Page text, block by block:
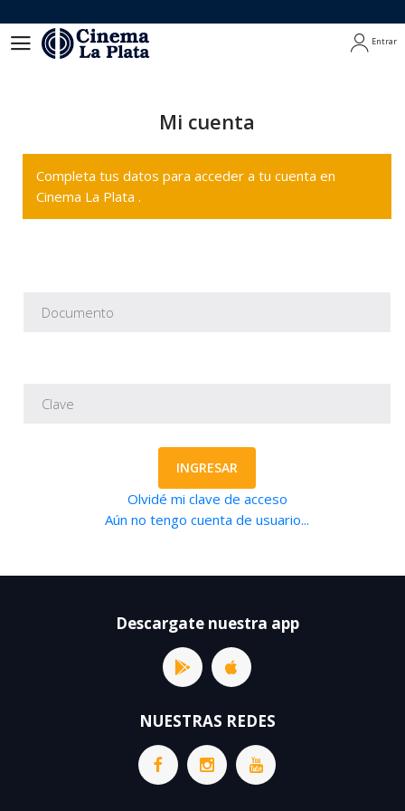
Entrar
Mi cuenta
Completa tus datos para acceder a tu cuenta en
Cinema La Plata .
INGRESAR
Olvidé mi clave de acceso
Aún no tengo cuenta de usuario...
Descargate nuestra app
NUESTRAS REDES